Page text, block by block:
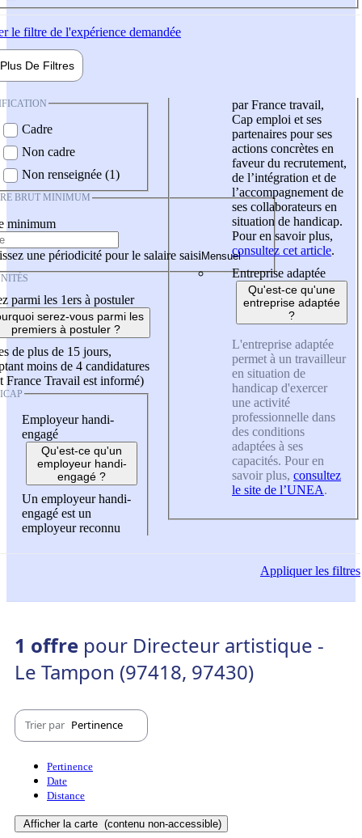
le filtre de l'expérience demandée
Plus De Filtres
Cadre
Non cadre
Non renseignée (1)
BRUT MINIMUM
minimum
une périodicité pour le salaire saisi
parmi les 1ers à postuler
serez-vous parmi les
premiers à postuler ?
de plus de 15 jours,
moins de 4 candidatures
France Travail est informé)
Employeur handi-
engagé
Qu'est-ce qu'un
employeur handi-
engagé ?
Un employeur handi-
engagé est un
employeur reconnu
par France travail,
Cap emploi et ses
partenaires pour ses
actions concrètes en
faveur du recrutement,
de l’intégration et de
l’accompagnement de
ses collaborateurs en
situation de handicap.
Pour en savoir plus,
consultez cet article.
Entreprise adaptée
Qu'est-ce qu'une
entreprise adaptée
?
L'entreprise adaptée
permet à un travailleur
en situation de
handicap d'exercer
une activité
professionnelle dans
des conditions
adaptées à ses
capacités. Pour en
savoir plus, consultez
le site de l’UNEA.
Appliquerles filtres
1 offre pour Directeur artistique -
Le Tampon (97418, 97430)
Trier par Pertinence
Pertinence
Date
Distance
Afficher la carte (contenu non-accessible)